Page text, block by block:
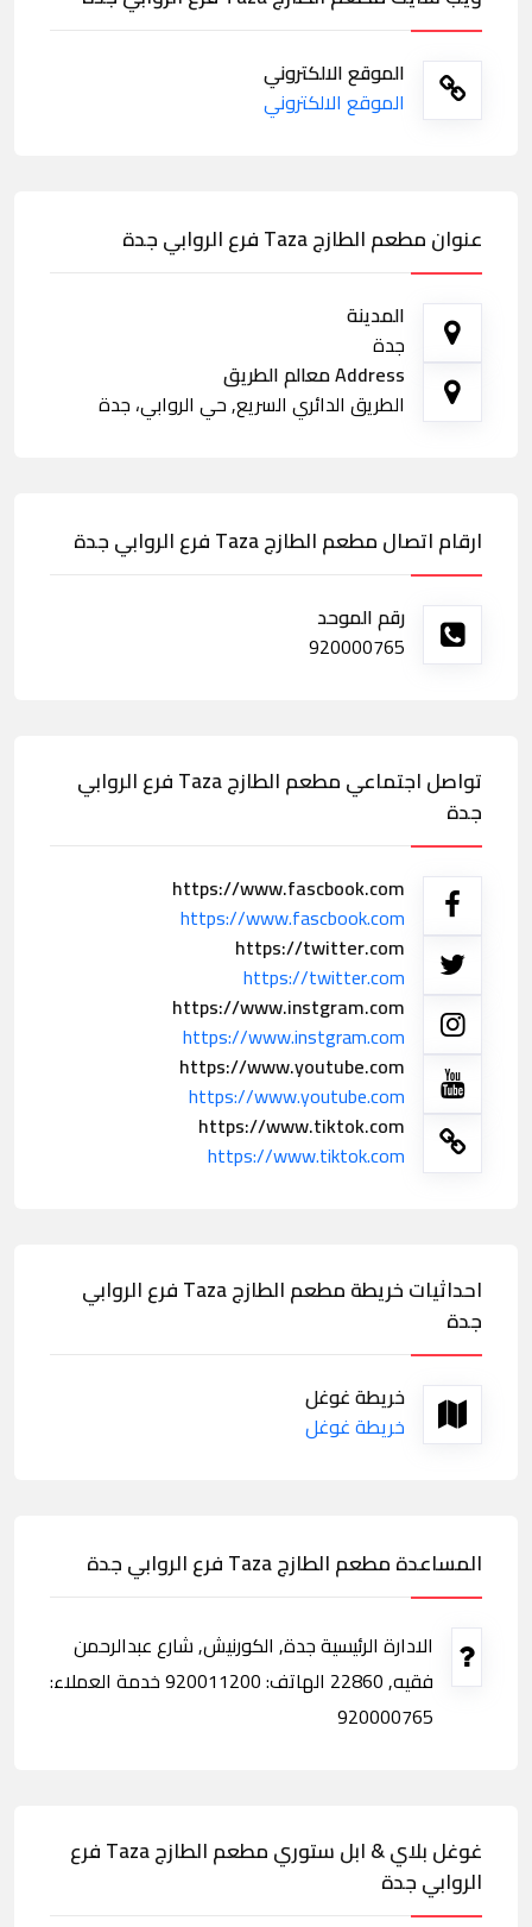
الموقع الالكتروني
الموقع الالكتروني
عنوان مطعم الطازج Taza فرع الروابي جدة
المدينة
جدة
Address معالم الطريق
الطريق الدائري السريع, حي الروابي، جدة
ارقام اتصال مطعم الطازج Taza فرع الروابي جدة
رقم الموحد
920000765
تواصل اجتماعي مطعم الطازج Taza فرع الروابي
جدة
https://www.fascbook.com
https://www.fascbook.com
https://twitter.com
https://twitter.com
https://www.instgram.com
https://www.instgram.com
https://www.youtube.com
https://www.youtube.com
https://www.tiktok.com
https://www.tiktok.com
احداثيات خريطة مطعم الطازج Taza فرع الروابي
جدة
خريطة غوغل
خريطة غوغل
المساعدة مطعم الطازج Taza فرع الروابي جدة
الادارة الرئيسية جدة, الكورنيش, شارع عبدالرحمن
فقيه, 22860 الهاتف: 920011200 خدمة العملاء:
920000765
غوغل بلاي & ابل ستوري مطعم الطازج Taza فرع
الروابي جدة